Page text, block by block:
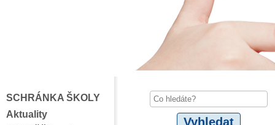
SCHRÁNKA ŠKOLY
Aktuality